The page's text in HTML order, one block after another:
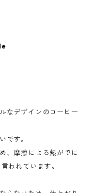
なデザインのコーヒー
です。
、摩擦による熱がでに
われています。